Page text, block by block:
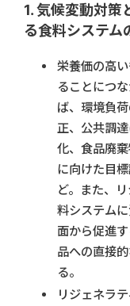
1. 気候変動対策
る食料システム
栄養価の高
ることにつ
ば、環境負
正、公共調
化、食品廃
に向けた目
ど。また、
料システム
面から促進
品への直接
る。
リジェネラ